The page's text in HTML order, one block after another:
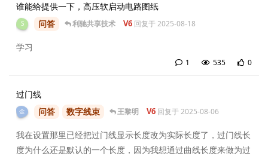
谁能给提供一下，高压软启动电路图纸
S 问答 利驰共享技术 V6 回复于2025-08-18
学习
1 535 0
过门线
金 问答 数字线束 王黎明 V6 回复于2025-08-06
我在设置那里已经把过门线显示长度改为实际长度了，过门线长
度为什么还是默认的一个长度，因为我想通过曲线长度来做为过